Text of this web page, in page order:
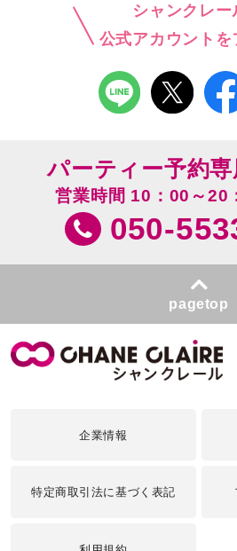
シャンクレー
公式アカウントを
パーティー予約
営業時間 10：00～20
050-
pagetop
企業情報
特定商取引法に基づく表記